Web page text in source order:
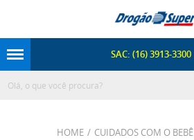
SAC: (16) 3913-3300
HOME / CUIDADOS COM O BEBÊ